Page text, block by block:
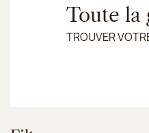
Toute la
TROUVER